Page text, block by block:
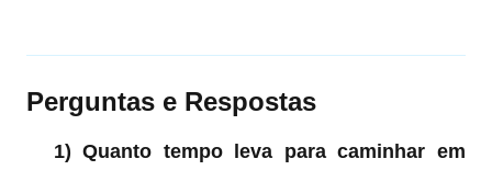
Perguntas e Respostas
1) Quanto tempo leva para caminhar em